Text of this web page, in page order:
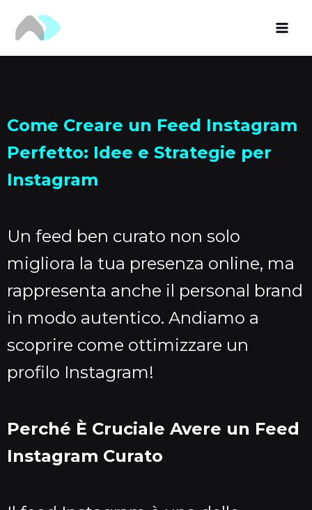
Come Creare un Feed Instagram
Perfetto: Idee e Strategie per
Instagram
Un feed ben curato non solo
migliora la tua presenza online, ma
rappresenta anche il personal brand
in modo autentico. Andiamo a
scoprire come ottimizzare un
profilo Instagram!
Perché È Cruciale Avere un Feed
Instagram Curato